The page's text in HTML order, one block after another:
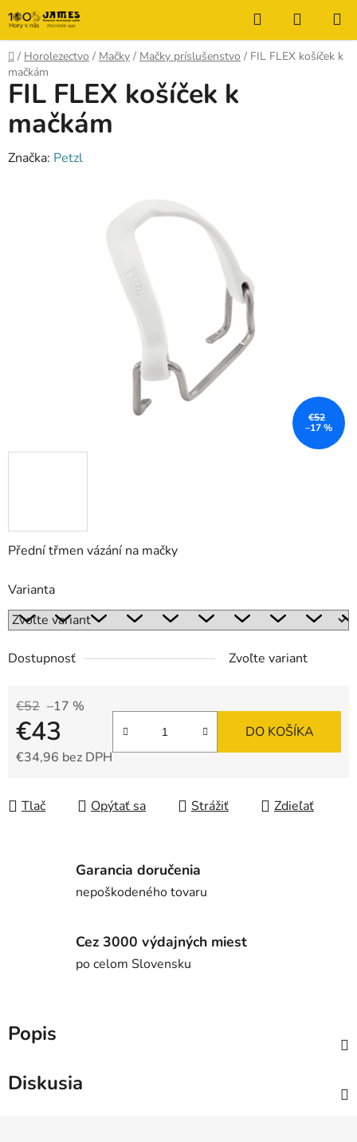
Prejsť
na
obsah
Hľadať
KOŠÍK
Domov
/ Horolezectvo / Mačky / Mačky príslušenstvo / FIL FLEX košíček k
mačkám
Přední třmen vázání na mačky
Varianta
Dostupnosť Zvoľte variant
€52 –17 %
€43
€34,96 bez DPH
DO KOŠÍKA
Tlač Opýtať sa Strážiť Zdieľať
FIL FLEX košíček k
mačkám
Značka: Petzl
€52
–17 %
Garancia doručenia
nepoškodeného tovaru
Cez 3000 výdajných miest
po celom Slovensku
Popis
Diskusia